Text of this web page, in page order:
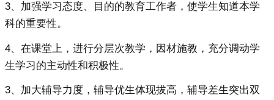
3、加强学习态度、目的的教育工作者，使学生知道本学
科的重要性。
4、在课堂上，进行分层次教学，因材施教，充分调动学
生学习的主动性和积极性。
3、加大辅导力度，辅导优生体现拔高，辅导差生突出双